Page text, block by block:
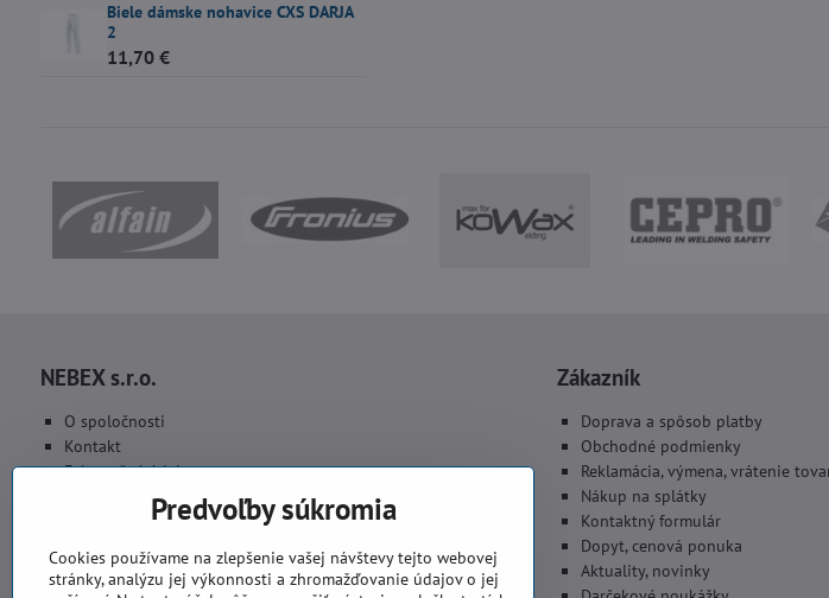
Biele dámske nohavice CXS DARJA
2
11,70 €
NEBEX s.r.o.
O spoločnosti
Kontakt
Fakturačné údaje
Zákazník
Doprava a spôsob platby
Obchodné podmienky
Reklamácia, výmena, vrátenie
Nákup na splátky
Kontaktný formulár
Dopyt, cenová ponuka
Aktuality, novinky
Predvoľby súkromia
Cookies používame na zlepšenie vašej návštevy tejto webovej
stránky, analýzu jej výkonnosti a zhromažďovanie údajov o jej